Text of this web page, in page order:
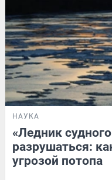
НАУКА
«Ледник
разрушаться:
угрозой потопа